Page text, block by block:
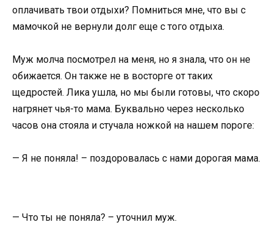
оплачивать твои отдыхи? Помниться мне, что вы с
мамочкой не вернули долг еще с того отдыха.
Муж молча посмотрел на меня, но я знала, что он не
обижается. Он также не в восторге от таких
щедростей. Лика ушла, но мы были готовы, что скоро
нагрянет чья-то мама. Буквально через несколько
часов она стояла и стучала ножкой на нашем пороге:
— Я не поняла! – поздоровалась с нами дорогая мама.
— Что ты не поняла? – уточнил муж.